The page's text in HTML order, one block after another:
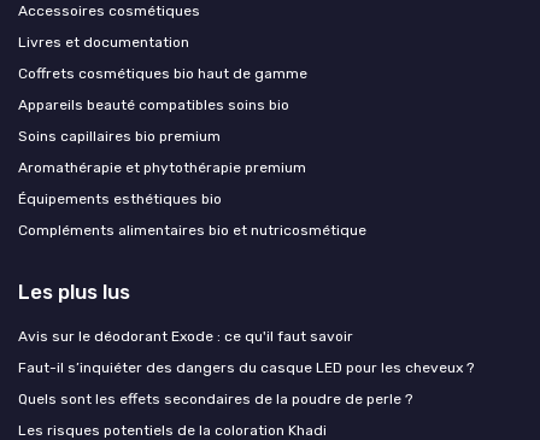
Accessoires cosmétiques
Livres et documentation
Coffrets cosmétiques bio haut de gamme
Appareils beauté compatibles soins bio
Soins capillaires bio premium
Aromathérapie et phytothérapie premium
Équipements esthétiques bio
Compléments alimentaires bio et nutricosmétique
Les plus lus
Avis sur le déodorant Exode : ce qu'il faut savoir
Faut-il s’inquiéter des dangers du casque LED pour les cheveux ?
Quels sont les effets secondaires de la poudre de perle ?
Les risques potentiels de la coloration Khadi